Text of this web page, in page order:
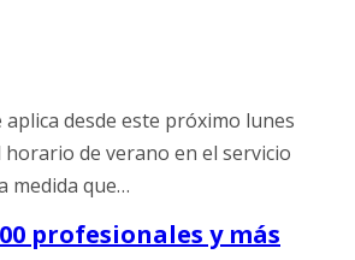
desde este próximo lunes
de verano en el servicio
medida que…
profesionales y más